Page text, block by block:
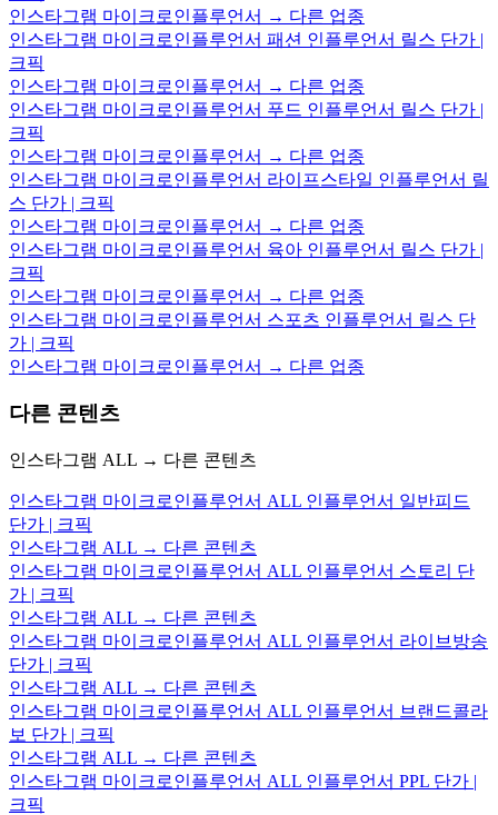
인스타그램 마이크로인플루언서 → 다른 업종
인스타그램 마이크로인플루언서 패션 인플루언서 릴스 단가 |
크픽
인스타그램 마이크로인플루언서 → 다른 업종
인스타그램 마이크로인플루언서 푸드 인플루언서 릴스 단가 |
크픽
인스타그램 마이크로인플루언서 → 다른 업종
인스타그램 마이크로인플루언서 라이프스타일 인플루언서 릴
스 단가 | 크픽
인스타그램 마이크로인플루언서 → 다른 업종
인스타그램 마이크로인플루언서 육아 인플루언서 릴스 단가 |
크픽
인스타그램 마이크로인플루언서 → 다른 업종
인스타그램 마이크로인플루언서 스포츠 인플루언서 릴스 단
가 | 크픽
인스타그램 마이크로인플루언서 → 다른 업종
다른 콘텐츠
인스타그램 ALL → 다른 콘텐츠
인스타그램 마이크로인플루언서 ALL 인플루언서 일반피드
단가 | 크픽
인스타그램 ALL → 다른 콘텐츠
인스타그램 마이크로인플루언서 ALL 인플루언서 스토리 단
가 | 크픽
인스타그램 ALL → 다른 콘텐츠
인스타그램 마이크로인플루언서 ALL 인플루언서 라이브방송
단가 | 크픽
인스타그램 ALL → 다른 콘텐츠
인스타그램 마이크로인플루언서 ALL 인플루언서 브랜드콜라
보 단가 | 크픽
인스타그램 ALL → 다른 콘텐츠
인스타그램 마이크로인플루언서 ALL 인플루언서 PPL 단가 |
크픽